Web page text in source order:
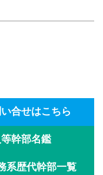
合せはこちら
幹部名鑑
系歴代幹部一覧